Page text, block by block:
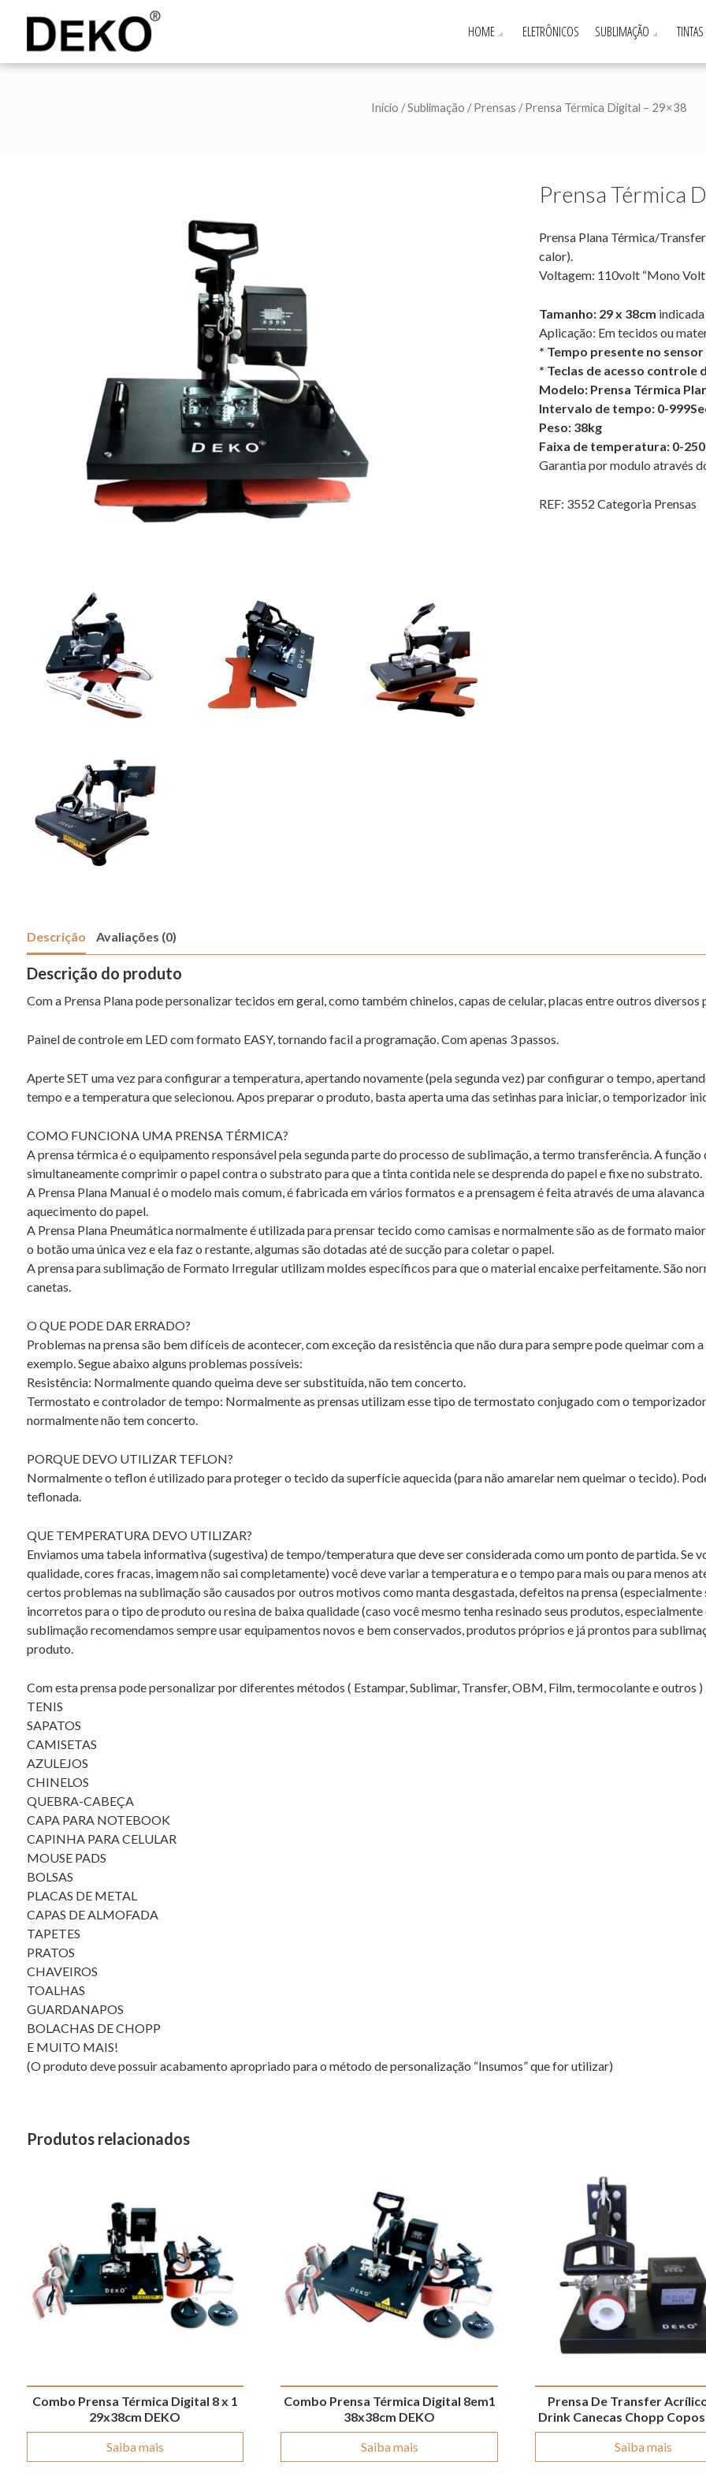
HOME ELETRÔNICOS SUBLIMAÇÃO TINTAS
Início /Sublimação /Prensas / Prensa Térmica Digital – 29×38
Prensa Térmica
Prensa Plana Térmica/
calor).
Voltagem: 110volt “Mono
Tamanho: 29 x 38cm
Aplicação: Em tecidos ou
* Tempo presente no
* Teclas de acesso
Modelo: Prensa Térmica
Intervalo de tempo: 0-
Peso: 38kg
Faixa de temperatura: 0-250
Garantia por modulo através
REF: 3552 Categoria Prensas
Descrição Avaliações (0)
Descrição do produto
Com a Prensa Plana pode personalizar tecidos em geral, como também chinelos, capas de celular, placas entre outros diversos
Painel de controle em LED com formato EASY, tornando facil a programação. Com apenas 3 passos.
Aperte SET uma vez para configurar a temperatura, apertando novamente (pela segunda vez) par configurar o tempo,
tempo e a temperatura que selecionou. Apos preparar o produto, basta aperta uma das setinhas para iniciar, o temporizador
COMO FUNCIONA UMA PRENSA TÉRMICA?
A prensa térmica é o equipamento responsável pela segunda parte do processo de sublimação, a termo transferência. A
simultaneamente comprimir o papel contra o substrato para que a tinta contida nele se desprenda do papel e fixe no substrato.
A Prensa Plana Manual é o modelo mais comum, é fabricada em vários formatos e a prensagem é feita através de uma
aquecimento do papel.
A Prensa Plana Pneumática normalmente é utilizada para prensar tecido como camisas e normalmente são as de formato
o botão uma única vez e ela faz o restante, algumas são dotadas até de sucção para coletar o papel.
A prensa para sublimação de Formato Irregular utilizam moldes específicos para que o material encaixe perfeitamente. São
canetas.
O QUE PODE DAR ERRADO?
Problemas na prensa são bem difíceis de acontecer, com exceção da resistência que não dura para sempre pode queimar com
exemplo. Segue abaixo alguns problemas possíveis:
Resistência: Normalmente quando queima deve ser substituída, não tem concerto.
Termostato e controlador de tempo: Normalmente as prensas utilizam esse tipo de termostato conjugado com o
normalmente não tem concerto.
PORQUE DEVO UTILIZAR TEFLON?
Normalmente o teflon é utilizado para proteger o tecido da superfície aquecida (para não amarelar nem queimar o tecido).
teflonada.
QUE TEMPERATURA DEVO UTILIZAR?
Enviamos uma tabela informativa (sugestiva) de tempo/temperatura que deve ser considerada como um ponto de partida. Se
qualidade, cores fracas, imagem não sai completamente) você deve variar a temperatura e o tempo para mais ou para menos
certos problemas na sublimação são causados por outros motivos como manta desgastada, defeitos na prensa
incorretos para o tipo de produto ou resina de baixa qualidade (caso você mesmo tenha resinado seus produtos,
sublimação recomendamos sempre usar equipamentos novos e bem conservados, produtos próprios e já prontos para
produto.
Com esta prensa pode personalizar por diferentes métodos ( Estampar, Sublimar, Transfer, OBM, Film, termocolante e outros )
TENIS
SAPATOS
CAMISETAS
AZULEJOS
CHINELOS
QUEBRA-CABEÇA
CAPA PARA NOTEBOOK
CAPINHA PARA CELULAR
MOUSE PADS
BOLSAS
PLACAS DE METAL
CAPAS DE ALMOFADA
TAPETES
PRATOS
CHAVEIROS
TOALHAS
GUARDANAPOS
BOLACHAS DE CHOPP
E MUITO MAIS!
(O produto deve possuir acabamento apropriado para o método de personalização “Insumos” que for utilizar)
Produtos relacionados
Combo Prensa Térmica Digital 8 x 1
29x38cm DEKO
Saiba mais
Combo Prensa Térmica Digital 8em1
38x38cm DEKO
Saiba mais
Prensa De Transfer
Drink Canecas Chopp
Saiba mais